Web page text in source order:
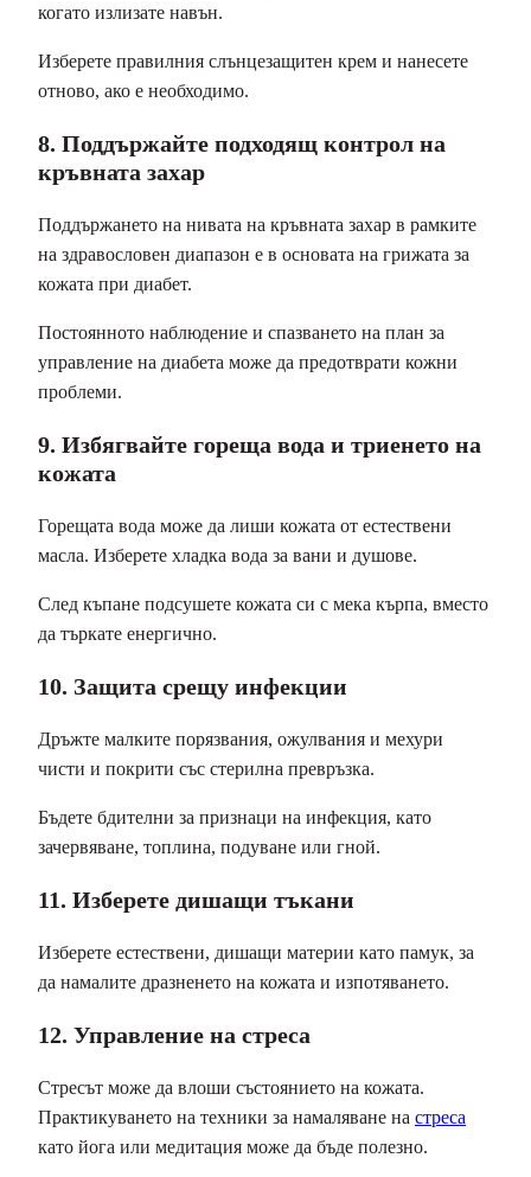
когато излизате навън.
Изберете правилния слънцезащитен крем и нанесете
отново, ако е необходимо.
8. Поддържайте подходящ контрол на
кръвната захар
Поддържането на нивата на кръвната захар в рамките
на здравословен диапазон е в основата на грижата за
кожата при диабет.
Постоянното наблюдение и спазването на план за
управление на диабета може да предотврати кожни
проблеми.
9. Избягвайте гореща вода и триенето на
кожата
Горещата вода може да лиши кожата от естествени
масла. Изберете хладка вода за вани и душове.
След къпане подсушете кожата си с мека кърпа, вместо
да търкате енергично.
10. Защита срещу инфекции
Дръжте малките порязвания, ожулвания и мехури
чисти и покрити със стерилна превръзка.
Бъдете бдителни за признаци на инфекция, като
зачервяване, топлина, подуване или гной.
11. Изберете дишащи тъкани
Изберете естествени, дишащи материи като памук, за
да намалите дразненето на кожата и изпотяването.
12. Управление на стреса
Стресът може да влоши състоянието на кожата.
Практикуването на техники за намаляване на стреса
като йога или медитация може да бъде полезно.